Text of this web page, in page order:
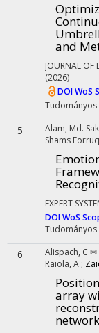
and
JOURNAL OF
(2026)
DOIWoS
Tudományos
5 Alam, Md.
Shams
EXPERT
DOIWoS
Tudományos
6 Alispach, C ✉
Raiola, A ;
array
network